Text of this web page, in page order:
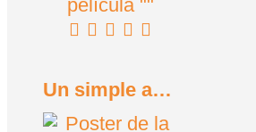
Un simple accidente (2025)